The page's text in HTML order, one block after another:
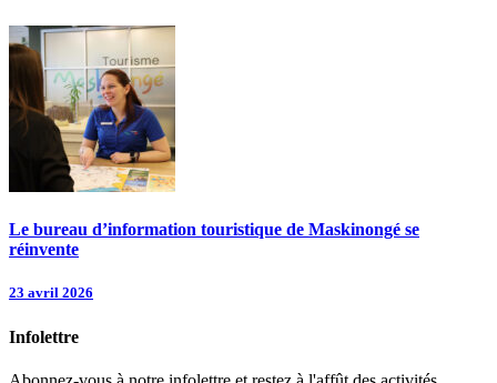
Le bureau d’information touristique de Maskinongé se
réinvente
23 avril 2026
Infolettre